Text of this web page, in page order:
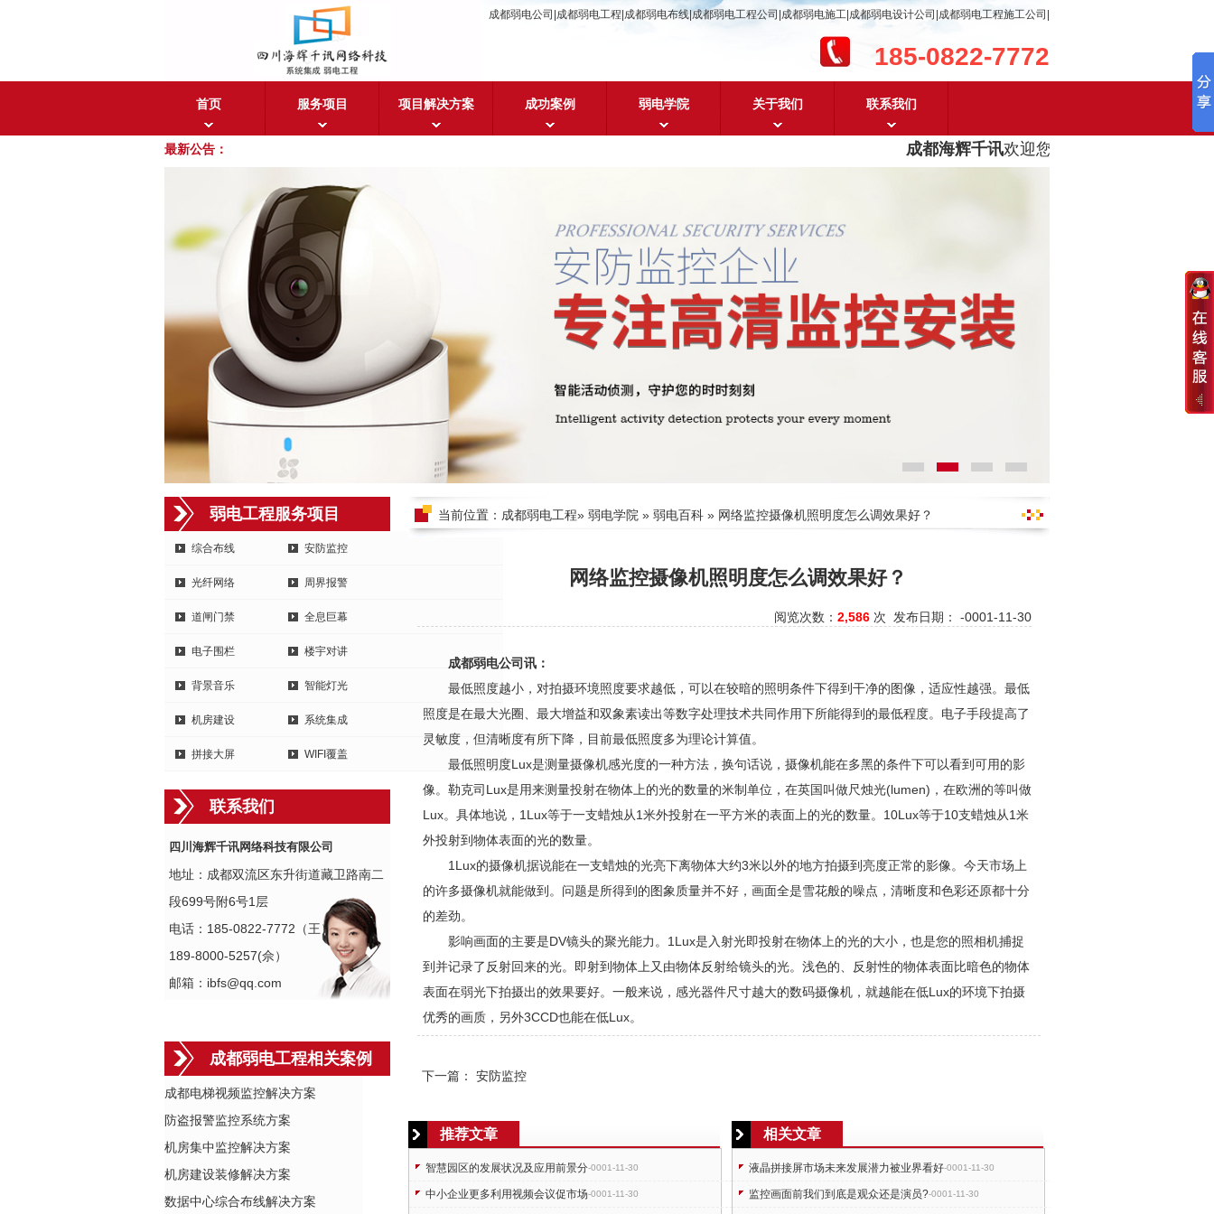
成都弱电公司|成都弱电工程|成都弱电布线|成都弱电工程公司|成都弱电施工|成都弱电设计公司|成都弱电工程施工公司|
185-0822-7772
首页 服务项目 项目解决方案 成功案例 弱电学院 关于我们 联系我们
最新公告： 成都海辉千讯欢迎您！
弱电工程服务项目
综合布线 安防监控
光纤网络 周界报警
道闸门禁 全息巨幕
电子围栏 楼宇对讲
背景音乐 智能灯光
机房建设 系统集成
拼接大屏 WIFI覆盖
联系我们
四川海辉千讯网络科技有限公司
地址：成都双流区东升街道藏卫路南二
段699号附6号1层
电话：185-0822-7772（王）
189-8000-5257(佘）
邮箱：ibfs@qq.com
成都弱电工程相关案例
成都电梯视频监控解决方案
防盗报警监控系统方案
机房集中监控解决方案
机房建设装修解决方案
数据中心综合布线解决方案
当前位置： 成都弱电工程» 弱电学院 » 弱电百科 » 网络监控摄像机照明度怎么调效果好？
网络监控摄像机照明度怎么调效果好？
阅览次数： 2,586 次 发布日期： -0001-11-30
成都弱电公司讯：
最低照度越小，对拍摄环境照度要求越低，可以在较暗的照明条件下得到干净的图像，适应性越强。最低
照度是在最大光圈、最大增益和双象素读出等数字处理技术共同作用下所能得到的最低程度。电子手段提高了
灵敏度，但清晰度有所下降，目前最低照度多为理论计算值。
最低照明度Lux是测量摄像机感光度的一种方法，换句话说，摄像机能在多黑的条件下可以看到可用的影
像。勒克司Lux是用来测量投射在物体上的光的数量的米制单位，在英国叫做尺烛光(lumen)，在欧洲的等叫做
Lux。具体地说，1Lux等于一支蜡烛从1米外投射在一平方米的表面上的光的数量。10Lux等于10支蜡烛从1米
外投射到物体表面的光的数量。
1Lux的摄像机据说能在一支蜡烛的光亮下离物体大约3米以外的地方拍摄到亮度正常的影像。今天市场上
的许多摄像机就能做到。问题是所得到的图象质量并不好，画面全是雪花般的噪点，清晰度和色彩还原都十分
的差劲。
影响画面的主要是DV镜头的聚光能力。1Lux是入射光即投射在物体上的光的大小，也是您的照相机捕捉
到并记录了反射回来的光。即射到物体上又由物体反射给镜头的光。浅色的、反射性的物体表面比暗色的物体
表面在弱光下拍摄出的效果要好。一般来说，感光器件尺寸越大的数码摄像机，就越能在低Lux的环境下拍摄
优秀的画质，另外3CCD也能在低Lux。
下一篇： 安防监控
推荐文章
智慧园区的发展状况及应用前景分-0001-11-30
中小企业更多利用视频会议促市场-0001-11-30
相关文章
液晶拼接屏市场未来发展潜力被业界看好-0001-11-30
监控画面前我们到底是观众还是演员?-0001-11-30